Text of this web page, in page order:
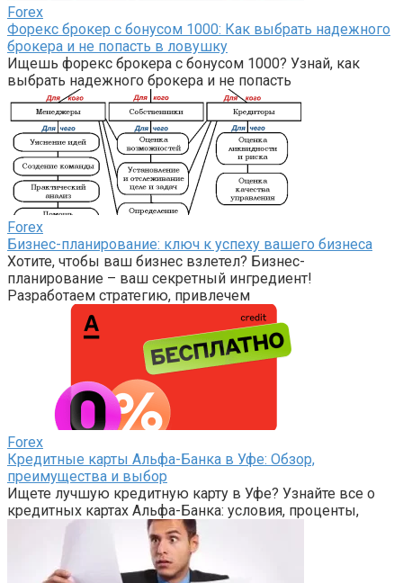
Forex
Форекс брокер с бонусом 1000: Как выбрать надежного
брокера и не попасть в ловушку
Ищешь форекс брокера с бонусом 1000? Узнай, как
выбрать надежного брокера и не попасть
Forex
Бизнес-планирование: ключ к успеху вашего бизнеса
Хотите, чтобы ваш бизнес взлетел? Бизнес-
планирование – ваш секретный ингредиент!
Разработаем стратегию, привлечем
Forex
Кредитные карты Альфа-Банка в Уфе: Обзор,
преимущества и выбор
Ищете лучшую кредитную карту в Уфе? Узнайте все о
кредитных картах Альфа-Банка: условия, проценты,